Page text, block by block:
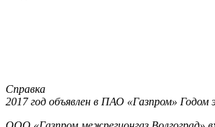
Справка
2017 год объявлен в ПАО «Газпром» Годом